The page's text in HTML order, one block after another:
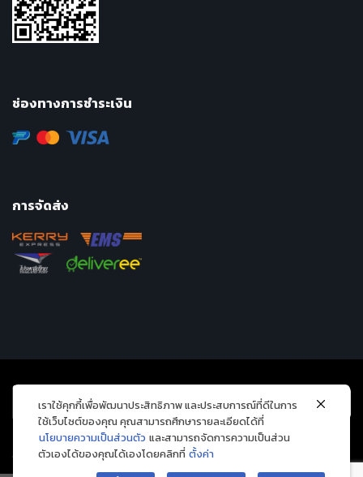
ช่องทางการชำระเงิน
การจัดส่ง
Copyright 2026 © Avarin intergroup company limited. All Rights Reserved.
เราใช้คุกกี้เพื่อพัฒนาประสิทธิภาพ และประสบการณ์ที่ดีในการ
ใช้เว็บไซต์ของคุณ คุณสามารถศึกษารายละเอียดได้ที่
นโยบายความเป็นส่วนตัว และสามารถจัดการความเป็นส่วน
ตัวเองได้ของคุณได้เองโดยคลิกที่ ตั้งค่า